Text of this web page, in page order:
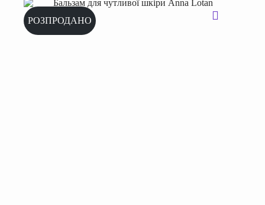
РОЗПРОДАНО